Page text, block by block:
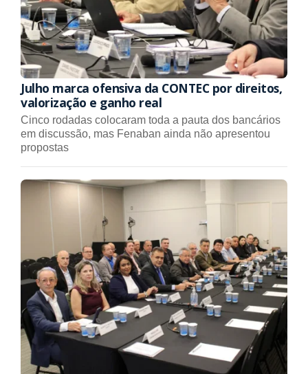
Julho marca ofensiva da CONTEC por direitos,
valorização e ganho real
Cinco rodadas colocaram toda a pauta dos bancários
em discussão, mas Fenaban ainda não apresentou
propostas